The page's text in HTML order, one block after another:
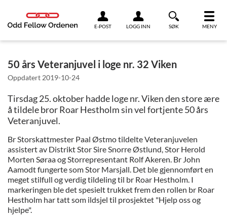
E-POST LOGG INN SØK MENY
50 års Veteranjuvel i loge nr. 32 Viken
Oppdatert 2019-10-24
Tirsdag 25. oktober hadde loge nr. Viken den store ære
å tildele bror Roar Hestholm sin vel fortjente 50 års
Veteranjuvel.
Br Storskattmester Paal Østmo tildelte Veteranjuvelen
assistert av Distrikt Stor Sire Snorre Østlund, Stor Herold
Morten Søraa og Storrepresentant Rolf Akeren. Br John
Aamodt fungerte som Stor Marsjall. Det ble gjennomført en
meget stilfull og verdig tildeling til br Roar Hestholm. I
markeringen ble det spesielt trukket frem den rollen br Roar
Hestholm har tatt som ildsjel til prosjektet "Hjelp oss og
hjelpe".